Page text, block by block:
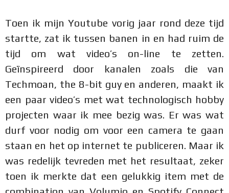
Toen ik mijn Youtube vorig jaar rond deze tijd
startte, zat ik tussen banen in en had ruim de
tijd om wat video’s on-line te zetten.
Geïnspireerd door kanalen zoals die van
Techmoan, the 8-bit guy en anderen, maakt ik
een paar video’s met wat technologisch hobby
projecten waar ik mee bezig was. Er was wat
durf voor nodig om voor een camera te gaan
staan en het op internet te publiceren. Maar ik
was redelijk tevreden met het resultaat, zeker
toen ik merkte dat een gelukkig item met de